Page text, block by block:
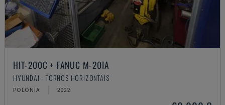
HIT-200C + FANUC M-20IA
HYUNDAI - TORNOS HORIZONTAIS
POLÓNIA 2022